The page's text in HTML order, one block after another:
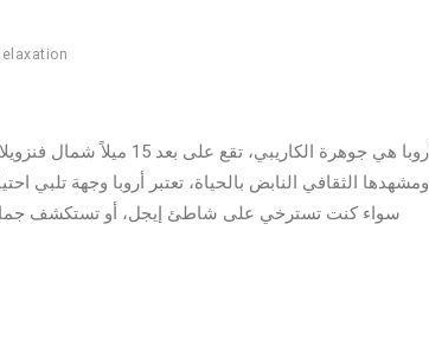
أروبا هي جوهرة الكاريبي،
ومشهدها الثقافي النابض بالحياة، تعتبر أروبا وجهة تلبي
سواء كنت تسترخي على شاطئ إيجل، أو تستكشف جمال